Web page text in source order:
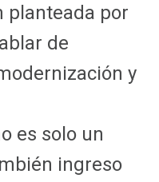
planteada por
de
y
es solo un
ingreso